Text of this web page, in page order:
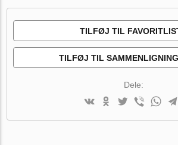
TILFØJ TIL
TILFØJ TIL
Dele: